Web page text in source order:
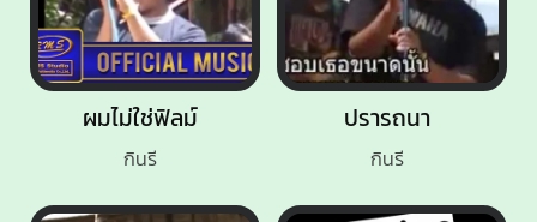
ผมไม่ใช่ฟิลม์
กินรี
ปรารถนา
กินรี